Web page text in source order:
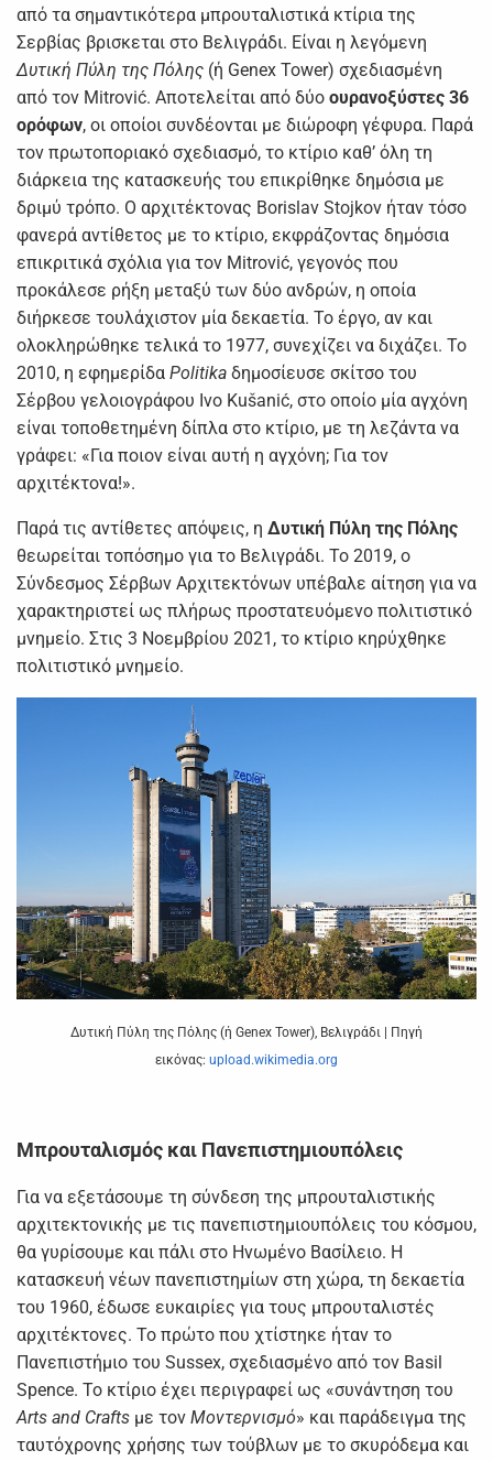
από τα σημαντικότερα μπρουταλιστικά κτίρια της
Σερβίας βρισκεται στο Βελιγράδι. Είναι η λεγόμενη
Δυτική Πύλη της Πόλης (ή Genex Tower) σχεδιασμένη
από τον Μitrović. Αποτελείται από δύο ουρανοξύστες 36
ορόφων, οι οποίοι συνδέονται με διώροφη γέφυρα. Παρά
τον πρωτοποριακό σχεδιασμό, το κτίριο καθ’ όλη τη
διάρκεια της κατασκευής του επικρίθηκε δημόσια με
δριμύ τρόπο. Ο αρχιτέκτονας Borislav Stojkov ήταν τόσο
φανερά αντίθετος με το κτίριο, εκφράζοντας δημόσια
επικριτικά σχόλια για τον Μitrović, γεγονός που
προκάλεσε ρήξη μεταξύ των δύο ανδρών, η οποία
διήρκεσε τουλάχιστον μία δεκαετία. Το έργο, αν και
ολοκληρώθηκε τελικά το 1977, συνεχίζει να διχάζει. Το
2010, η εφημερίδα Politika δημοσίευσε σκίτσο του
Σέρβου γελοιογράφου Ivo Kušanić, στο οποίο μία αγχόνη
είναι τοποθετημένη δίπλα στο κτίριο, με τη λεζάντα να
γράφει: «Για ποιον είναι αυτή η αγχόνη; Για τον
αρχιτέκτονα!».
Παρά τις αντίθετες απόψεις, η Δυτική Πύλη της Πόλης
θεωρείται τοπόσημο για το Βελιγράδι. Το 2019, ο
Σύνδεσμος Σέρβων Αρχιτεκτόνων υπέβαλε αίτηση για να
χαρακτηριστεί ως πλήρως προστατευόμενο πολιτιστικό
μνημείο. Στις 3 Νοεμβρίου 2021, το κτίριο κηρύχθηκε
πολιτιστικό μνημείο.
Δυτική Πύλη της Πόλης (ή Genex Tower), Βελιγράδι | Πηγή
εικόνας: upload.wikimedia.org
Μπρουταλισμός και Πανεπιστημιουπόλεις
Για να εξετάσουμε τη σύνδεση της μπρουταλιστικής
αρχιτεκτονικής με τις πανεπιστημιουπόλεις του κόσμου,
θα γυρίσουμε και πάλι στο Ηνωμένο Βασίλειο. Η
κατασκευή νέων πανεπιστημίων στη χώρα, τη δεκαετία
του 1960, έδωσε ευκαιρίες για τους μπρουταλιστές
αρχιτέκτονες. Το πρώτο που χτίστηκε ήταν το
Πανεπιστήμιο του Sussex, σχεδιασμένο από τον Basil
Spence. Το κτίριο έχει περιγραφεί ως «συνάντηση του
Arts and Crafts με τον Μοντερνισμό» και παράδειγμα της
ταυτόχρονης χρήσης των τούβλων με το σκυρόδεμα και